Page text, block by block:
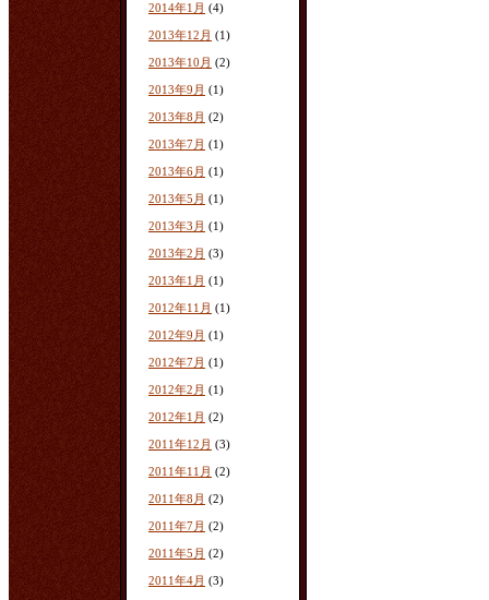
2014年1月 (4)
2013年12月 (1)
2013年10月 (2)
2013年9月 (1)
2013年8月 (2)
2013年7月 (1)
2013年6月 (1)
2013年5月 (1)
2013年3月 (1)
2013年2月 (3)
2013年1月 (1)
2012年11月 (1)
2012年9月 (1)
2012年7月 (1)
2012年2月 (1)
2012年1月 (2)
2011年12月 (3)
2011年11月 (2)
2011年8月 (2)
2011年7月 (2)
2011年5月 (2)
2011年4月 (3)